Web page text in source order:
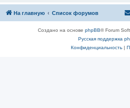
На главную Список форумов
Создано на основе phpBB® Forum
Русская поддержка
Конфиденциальность|